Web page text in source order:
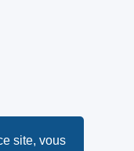
site, vous